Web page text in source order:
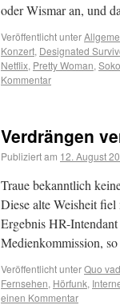
oder Wismar an, und
Veröffentlicht unter
Konzert, Designated
Netflix, Pretty Woman,
Kommentar
Verdrängen
Publiziert am 12. August
Traue bekanntlich
Diese alte Weisheit
Ergebnis HR-
Medienkommission,
Veröffentlicht unterQuo
Fernsehen, Hörfunk,
einen Kommentar